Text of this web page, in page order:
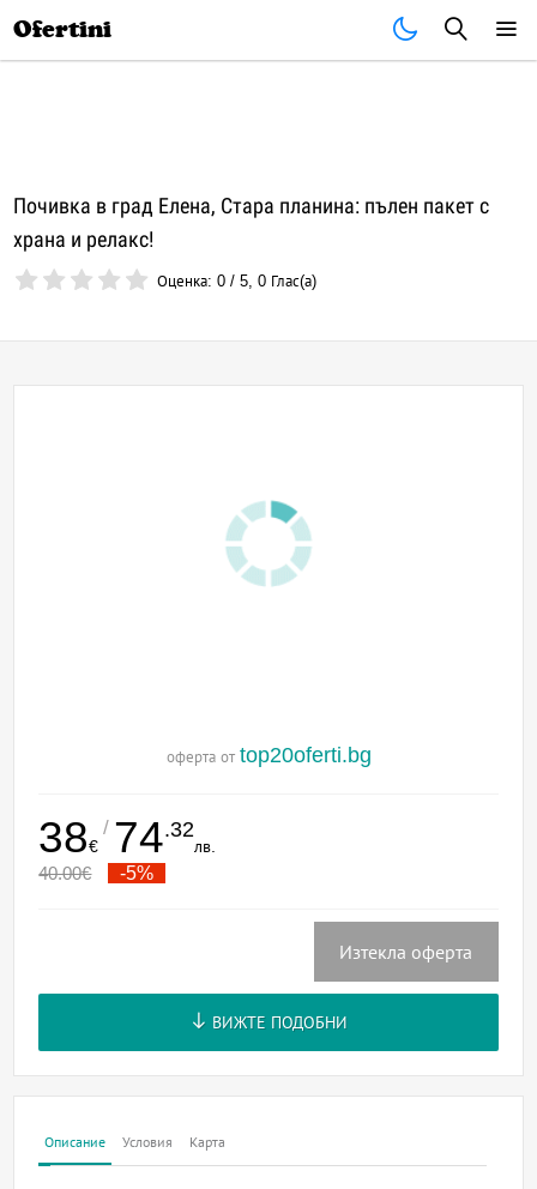
Ofertini
Почивка в град Елена, Стара планина: пълен пакет с
храна и релакс!
Оценка:0 /5,0 Глас(а)
оферта от top20oferti.bg
38€
/ 74.32
лв.
40.00€ -5%
Изтекла оферта
ВИЖТЕ ПОДОБНИ
Описание Условия Карта